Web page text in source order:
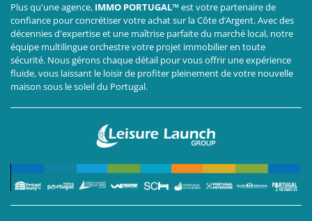
Plus qu'une agence, IMMO PORTUGAL™est votre partenaire de
confiance pour concrétiser votre achat sur la Côte d’Argent. Avec des
décennies d'expertise et une maîtrise parfaite du marché local, notre
équipe multilingue orchestre votre projet immobilier en toute
sécurité. Nous gérons chaque détail pour vous offrir une expérience
fluide, vous laissant le loisir de profiter pleinement de votre nouvelle
maison sous le soleil du Portugal.